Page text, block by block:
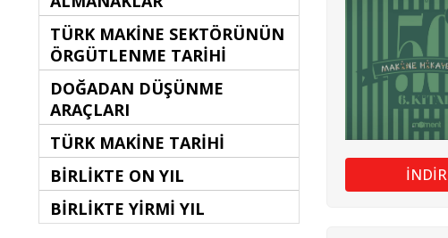
TÜRK MAKİNE SEKTÖRÜNÜN
ÖRGÜTLENME TARİHİ
DOĞADAN DÜŞÜNME
ARAÇLARI
TÜRK MAKİNE TARİHİ
BİRLİKTE ON YIL
BİRLİKTE YİRMİ YIL
İNDİR